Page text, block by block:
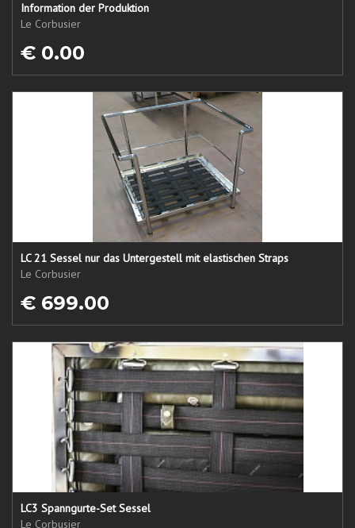
Information der Produktion
Le Corbusier
€ 0.00
LC 21 Sessel nur das Untergestell mit elastischen Straps
Le Corbusier
€ 699.00
LC3 Spanngurte-Set Sessel
Le Corbusier